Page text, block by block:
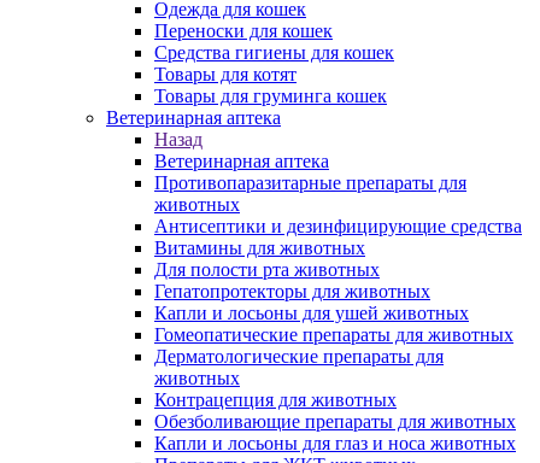
Одежда для кошек
Переноски для кошек
Средства гигиены для кошек
Товары для котят
Товары для груминга кошек
Ветеринарная аптека
Назад
Ветеринарная аптека
Противопаразитарные препараты для
животных
Антисептики и дезинфицирующие средства
Витамины для животных
Для полости рта животных
Гепатопротекторы для животных
Капли и лосьоны для ушей животных
Гомеопатические препараты для животных
Дерматологические препараты для
животных
Контрацепция для животных
Обезболивающие препараты для животных
Капли и лосьоны для глаз и носа животных